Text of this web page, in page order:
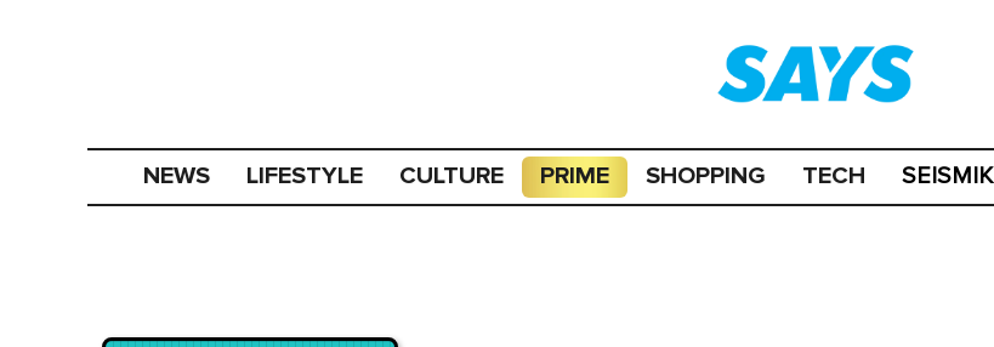
NEWS LIFESTYLE CULTURE PRIME SHOPPING TECH SEISMIK